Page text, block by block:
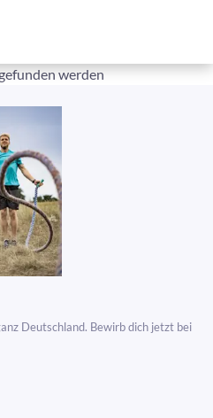
werden
Deutschland. Bewirb dich jetzt bei